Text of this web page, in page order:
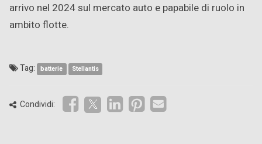
arrivo nel 2024 sul mercato auto e papabile di ruolo in
ambito flotte.
Tag: batterie Stellantis
Condividi: